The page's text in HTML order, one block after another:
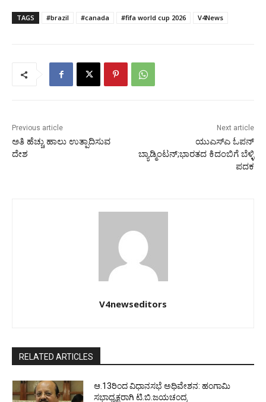
TAGS #brazil #canada #fifa world cup 2026 V4News
Previous article
ಅತಿ ಹೆಚ್ಚು ಹಾಲು ಉತ್ಪಾದಿಸುವ
ದೇಶ
Next article
ಯುಎಸ್‍ಎ ಓಪನ್
ಬ್ಯಾಡ್ಮಿಂಟನ್;ಭಾರತದ ಕಿದಂಬಿಗೆ ಬೆಳ್ಳಿ
ಪದಕ
V4newseditors
RELATED ARTICLES
ಆ.13ರಿಂದ ವಿಧಾನಸಭೆ ಅಧಿವೇಶನ: ಹಂಗಾಮಿ
ಸಭಾಧ್ಯಕ್ಷರಾಗಿ ಟಿ.ಬಿ.ಜಯಚಂದ್ರ